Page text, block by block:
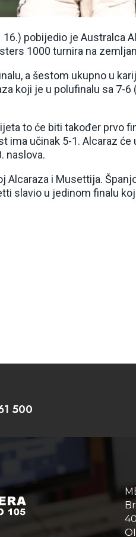
pobijedio je Australca
1000 turnira na
a šestom ukupno u
koji je u polufinalu sa 7-
to će biti također prvo
ima učinak 5-1. Alcaraz
naslova.
Alcaraza i Musettija.
slavio u jedinom finalu
500